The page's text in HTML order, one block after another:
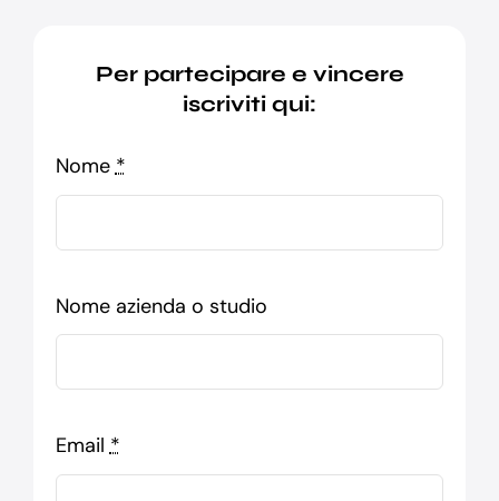
Per partecipare e vincere
iscriviti qui:
Nome*
Nome azienda o studio
Email*